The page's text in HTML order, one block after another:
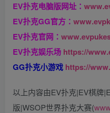
EV扑克电脑版网址：
EV扑克GG官方：
EV扑克官网：
EV扑克娱乐场 https://
GG扑克小游戏 https://
以上内容由EV扑克|EV棋牌
版|WSOP世界扑克大赛(